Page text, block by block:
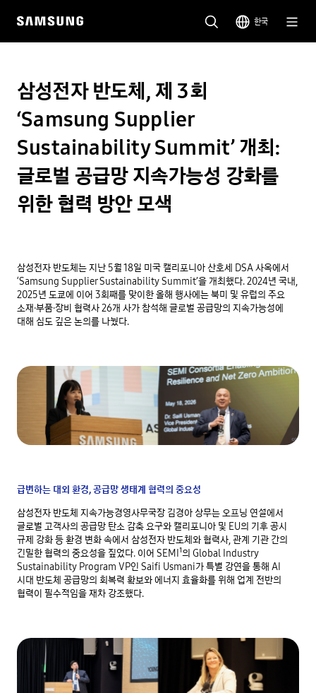
한국
삼성전자 반도체, 제 3회
‘Samsung Supplier
Sustainability Summit’ 개최:
글로벌 공급망 지속가능성 강화를
위한 협력 방안 모색
삼성전자 반도체는 지난 5월 18일 미국 캘리포니아 산호세 DSA 사옥에서
‘Samsung Supplier Sustainability Summit’을 개최했다. 2024년 국내,
2025년 도쿄에 이어 3회째를 맞이한 올해 행사에는 북미 및 유럽의 주요
소재·부품·장비 협력사 26개 사가 참석해 글로벌 공급망의 지속가능성에
대해 심도 깊은 논의를 나눴다.
급변하는 대외 환경, 공급망 생태계 협력의 중요성
삼성전자 반도체 지속가능경영사무국장 김경아 상무는 오프닝 연설에서
글로벌 고객사의 공급망 탄소 감축 요구와 캘리포니아 및 EU의 기후 공시
규제 강화 등 환경 변화 속에서 삼성전자 반도체와 협력사, 관계 기관 간의
긴밀한 협력의 중요성을 짚었다. 이어 SEMI¹의 Global Industry
Sustainability Program VP인 Saifi Usmani가 특별 강연을 통해 AI
시대 반도체 공급망의 회복력 확보와 에너지 효율화를 위해 업계 전반의
협력이 필수적임을 재차 강조했다.